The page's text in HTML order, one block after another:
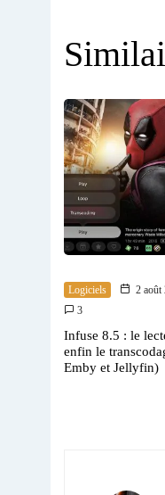
Logiciels
2 août
3
Infuse 8.5 : le
enfin le
Emby et Jellyfin)